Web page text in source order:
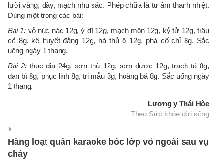
lưỡi vàng, dày, mạch nhu sác. Phép chữa là tư âm thanh nhiệt.
Dùng một trong các bài:
Bài 1: vỏ núc nác 12g, ý dĩ 12g, mạch môn 12g, kỷ tử 12g, trâu
cổ 8g, kê huyết đằng 12g, hà thủ ô 12g, phá cố chỉ 8g. Sắc
uống ngày 1 thang.
Bài 2: thục địa 24g, sơn thù 12g, sơn dược 12g, trạch tả 8g,
đan bì 8g, phục linh 8g, tri mẫu 8g, hoàng bá 8g. Sắc uống ngày
1 thang.
Lương y Thái Hòe
Theo Sức khỏe đời sống
Hàng loạt quán karaoke bóc lớp vỏ ngoài sau vụ
cháy